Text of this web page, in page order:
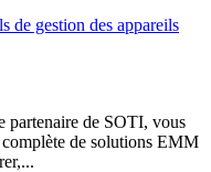
de gestion des appareils
partenaire de SOTI, vous
de solutions EMM